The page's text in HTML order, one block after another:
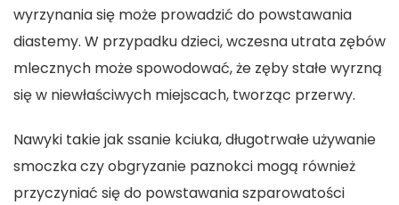
wyrzynania się może prowadzić do powstawania
diastemy. W przypadku dzieci, wczesna utrata zębów
mlecznych może spowodować, że zęby stałe wyrzną
się w niewłaściwych miejscach, tworząc przerwy.
Nawyki takie jak ssanie kciuka, długotrwałe używanie
smoczka czy obgryzanie paznokci mogą również
przyczyniać się do powstawania szparowatości